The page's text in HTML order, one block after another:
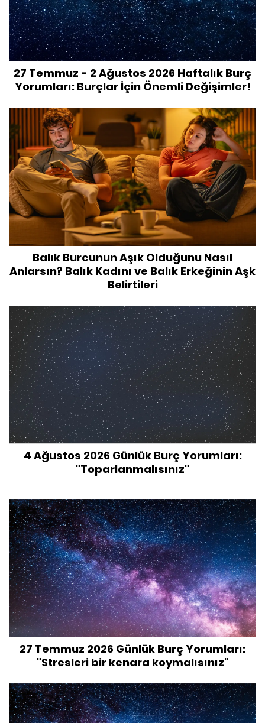
27 Temmuz - 2 Ağustos 2026 Haftalık Burç
Yorumları: Burçlar İçin Önemli Değişimler!
Balık Burcunun Aşık Olduğunu Nasıl
Anlarsın? Balık Kadını ve Balık Erkeğinin Aşk
Belirtileri
4 Ağustos 2026 Günlük Burç Yorumları:
"Toparlanmalısınız"
27 Temmuz 2026 Günlük Burç Yorumları:
"Stresleri bir kenara koymalısınız"